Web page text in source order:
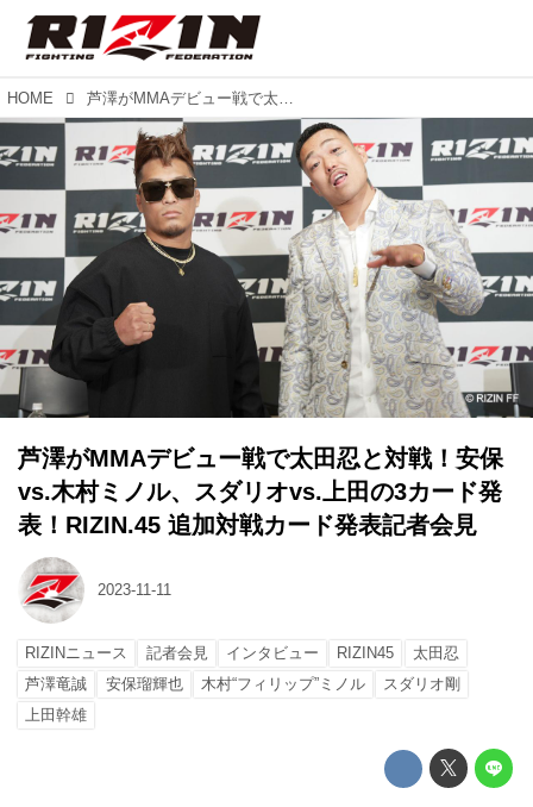
HOME 芦澤がMMAデビュー戦で太田忍と対戦！安保vs.木村ミノル、スダリオvs.上田の3カード発表！RIZIN.45 追加対戦カード発表記者会見
芦澤がMMAデビュー戦で太田忍と対戦！安保
vs.木村ミノル、スダリオvs.上田の3カード発
表！RIZIN.45 追加対戦カード発表記者会見
2023-11-11
RIZINニュース 記者会見 インタビュー RIZIN45
太田忍
芦澤竜誠
安保瑠輝也 木村“フィリップ”ミノル
スダリオ剛
上田幹雄